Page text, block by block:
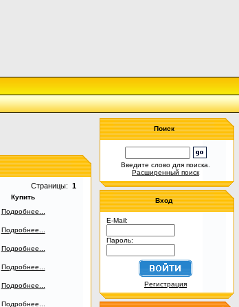
Страницы: 1
Купить
Подробнее...
Подробнее...
Подробнее...
Подробнее...
Подробнее...
Подробнее...
Поиск
Введите слово для поиска.
Расширенный поиск
Вход
E-Mail:
Пароль:
Регистрация